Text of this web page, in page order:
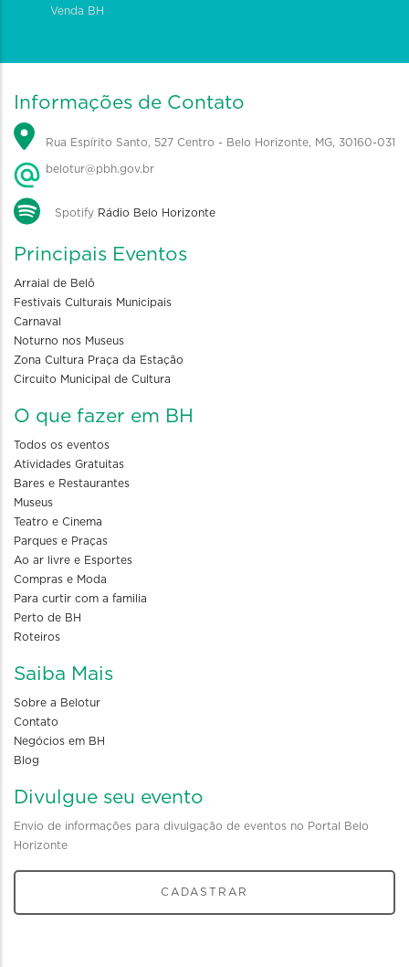
Venda BH
Informações de Contato
Rua Espírito Santo, 527 Centro - Belo Horizonte, MG, 30160-031
belotur@pbh.gov.br
Spotify Rádio Belo Horizonte
Principais Eventos
Arraial de Belô
Festivais Culturais Municipais
Carnaval
Noturno nos Museus
Zona Cultura Praça da Estação
Circuito Municipal de Cultura
O que fazer em BH
Todos os eventos
Atividades Gratuitas
Bares e Restaurantes
Museus
Teatro e Cinema
Parques e Praças
Ao ar livre e Esportes
Compras e Moda
Para curtir com a familia
Perto de BH
Roteiros
Saiba Mais
Sobre a Belotur
Contato
Negócios em BH
Blog
Divulgue seu evento
Envio de informações para divulgação de eventos no Portal Belo
Horizonte
CADASTRAR